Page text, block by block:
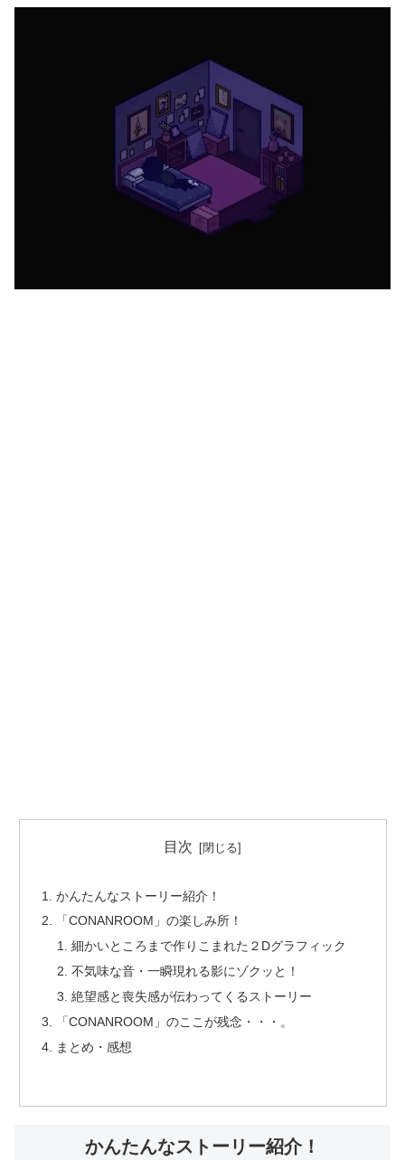
目次
かんたんなストーリー紹介！
「CONANROOM」の楽しみ所！
細かいところまで作りこまれた２Dグラフィック
不気味な音・一瞬現れる影にゾクッと！
絶望感と喪失感が伝わってくるストーリー
「CONANROOM」のここが残念・・・。
まとめ・感想
かんたんなストーリー紹介！